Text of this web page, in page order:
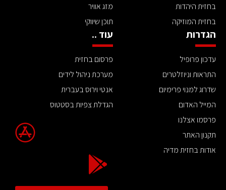
בחזית היהדות
בחזית המוזיקה
מזג אוויר
תוכן שיווקי
הגדרות
עדכון פרופיל
התראות וניוזלטרים
שדרוג למנוי פרימיום
המייל האדום
פרסמו אצלנו
תקנון האתר
אודות בחזית מדיה
עוד ..
פרסום בחזית
מערכת ניהול לידים
אנטי וירוס בעברית
הגדלת צפיות בסטטוס